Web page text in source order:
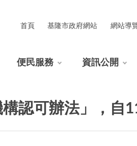
首頁 基隆市政府網站 網站導
便民服務 資訊公開
認可辦法」，自